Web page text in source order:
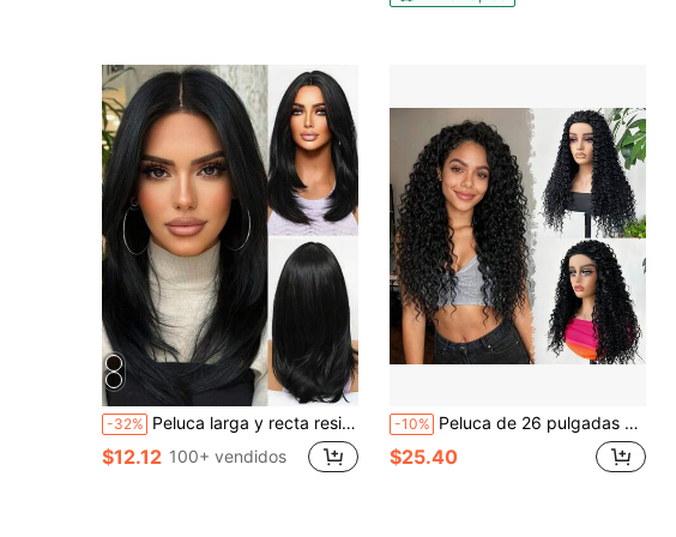
-32% Peluca larga y recta resistente al calor de fibra química, peluca en capas de color negro natural de 20 pulgadas con flequillo, apariencia natural para uso diario, fiesta y moda callejera para mujeres
$12.12 100+ vendidos
-10% Peluca de 26 pulgadas con ondas profundas rizadas, sin encaje frontal, rizos profundos, fibra sintética con proteína, media peluca con cordón, adecuada para el uso diario de las mujeres, apta para principiantes
$25.40